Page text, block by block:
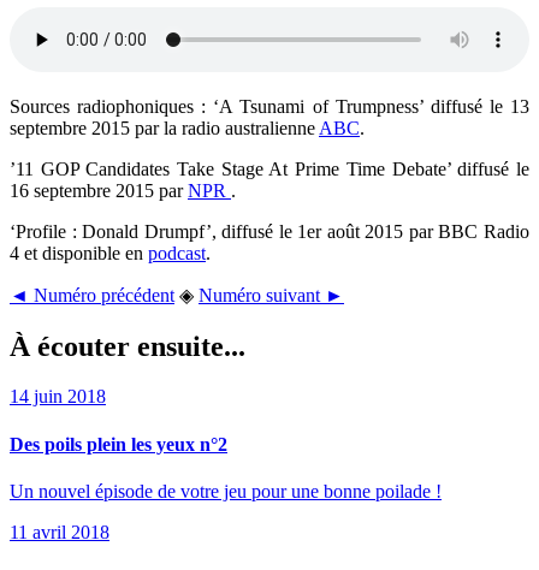
Sources radiophoniques : ‘A Tsunami of Trumpness’ diffusé le 13
septembre 2015 par la radio australienne ABC.
’11 GOP Candidates Take Stage At Prime Time Debate’ diffusé le
16 septembre 2015 parNPR .
‘Profile : Donald Drumpf’, diffusé le 1er août 2015 par BBC Radio
4 et disponible en podcast.
◄ Numéro précédent ◈ Numéro suivant ►
À écouter ensuite...
14 juin 2018
Des poils plein les yeux n°2
Un nouvel épisode de votre jeu pour une bonne poilade !
11 avril 2018